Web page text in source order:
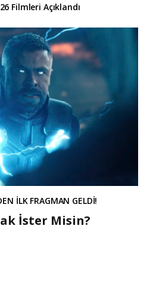
Filmleri Açıklandı
İLK FRAGMAN GELDİ!
İster Misin?